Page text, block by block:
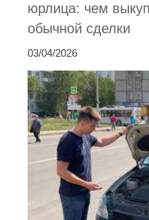
юрлица: чем
обычной сделки
03/04/2026